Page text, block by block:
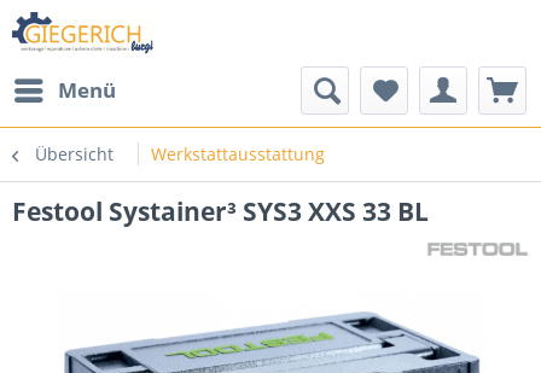
Menü
Übersicht Werkstattausstattung
Festool Systainer³ SYS3 XXS 33 BL